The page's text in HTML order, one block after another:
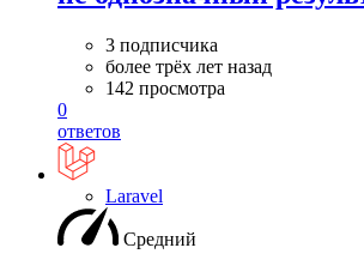
3 подписчика
более трёх лет назад
142 просмотра
0
ответов
Laravel
Средний